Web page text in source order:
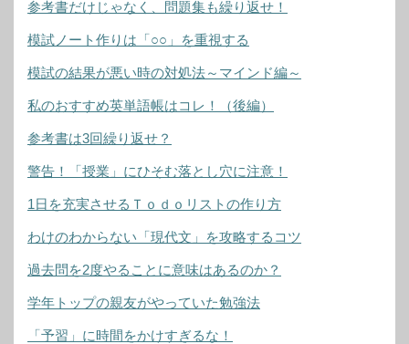
参考書だけじゃなく、問題集も繰り返せ！
模試ノート作りは「○○」を重視する
模試の結果が悪い時の対処法～マインド編～
私のおすすめ英単語帳はコレ！（後編）
参考書は3回繰り返せ？
警告！「授業」にひそむ落とし穴に注意！
1日を充実させるＴｏｄｏリストの作り方
わけのわからない「現代文」を攻略するコツ
過去問を2度やることに意味はあるのか？
学年トップの親友がやっていた勉強法
「予習」に時間をかけすぎるな！